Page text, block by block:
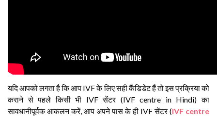
यदि आपको लगता है कि आप IVF के लिए सही कैंडिडेट हैं तो इस प्रक्रिया को
कराने से पहले किसी भी IVF सेंटर (IVF centre in Hindi) का
सावधानीपूर्वक आकलन करें, आप अपने पास के ही IVF सेंटर (IVF centre